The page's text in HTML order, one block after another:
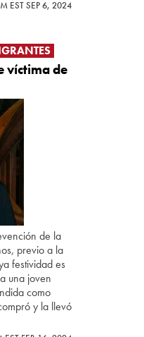
EST SEP 6, 2024
víctima de
de la
previo a la
festividad es
una joven
como
y la llevó